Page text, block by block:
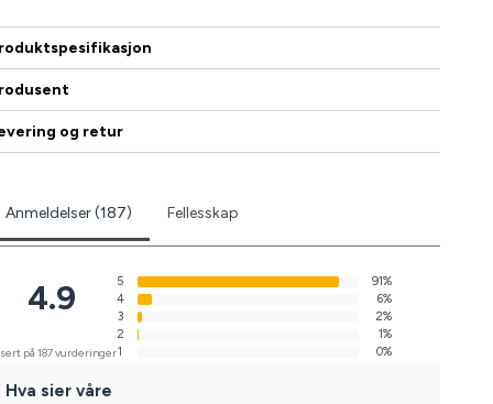
og retur
Anmeldelser (187) Fellesskap
4.9
på 187 vurderinger
5
91%
4
6%
3
2%
2
1%
1
0%
Hva sier våre